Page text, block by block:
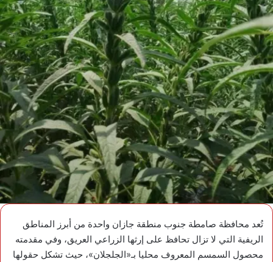
تُعد محافظة صامطة جنوب منطقة جازان واحدة من أبرز المناطق
الريفية التي لا تزال تحافظ على إرثها الزراعي العريق، وفي مقدمته
محصول السمسم المعروف محليا بـ«الجلجلان»، حيث تشكل حقولها